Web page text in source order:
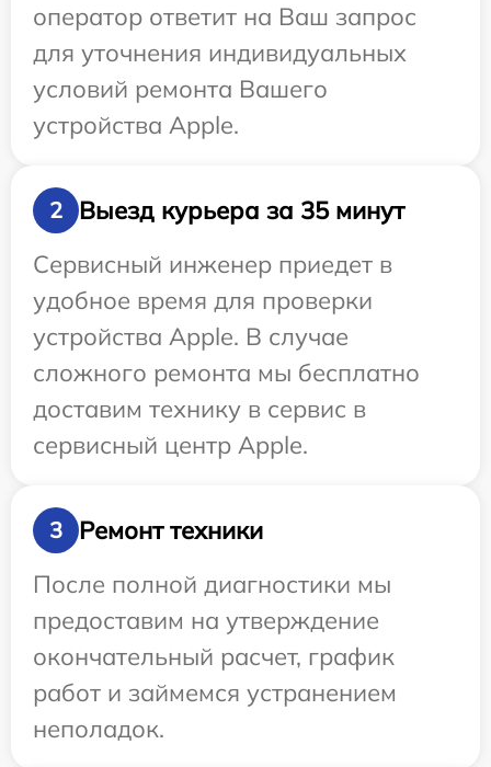
оператор ответит на Ваш запрос
для уточнения индивидуальных
условий ремонта Вашего
устройства Apple.
2
Выезд курьера за 35 минут
Сервисный инженер приедет в
удобное время для проверки
устройства Apple. В случае
сложного ремонта мы бесплатно
доставим технику в сервис в
сервисный центр Apple.
3
Ремонт техники
После полной диагностики мы
предоставим на утверждение
окончательный расчет, график
работ и займемся устранением
неполадок.